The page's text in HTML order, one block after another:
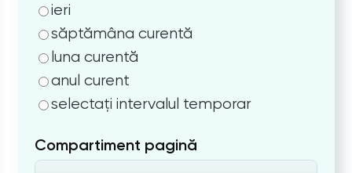
ieri
săptămâna curentă
luna curentă
anul curent
selectați intervalul temporar
Compartiment pagină